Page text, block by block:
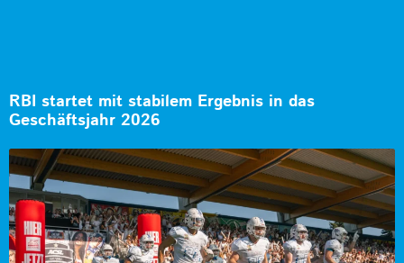
RBI startet mit stabilem Ergebnis in das
Geschäftsjahr 2026